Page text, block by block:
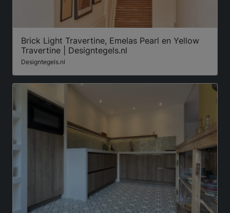
Brick Light Travertine, Emelas Pearl en Yellow
Travertine | Designtegels.nl
Designtegels.nl